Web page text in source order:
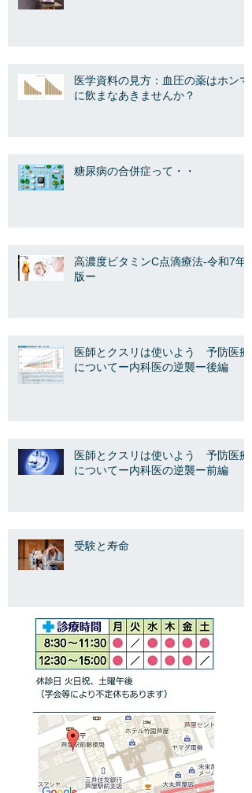
医学資料の見方：血圧の薬はホンマ
に飲まなあきませんか？
糖尿病の合併症って・・
高濃度ビタミンC点滴療法-令和7年
版ー
医師とクスリは使いよう 予防医療
についてー内科医の逆襲ー後編
医師とクスリは使いよう 予防医療
についてー内科医の逆襲ー前編
受験と寿命